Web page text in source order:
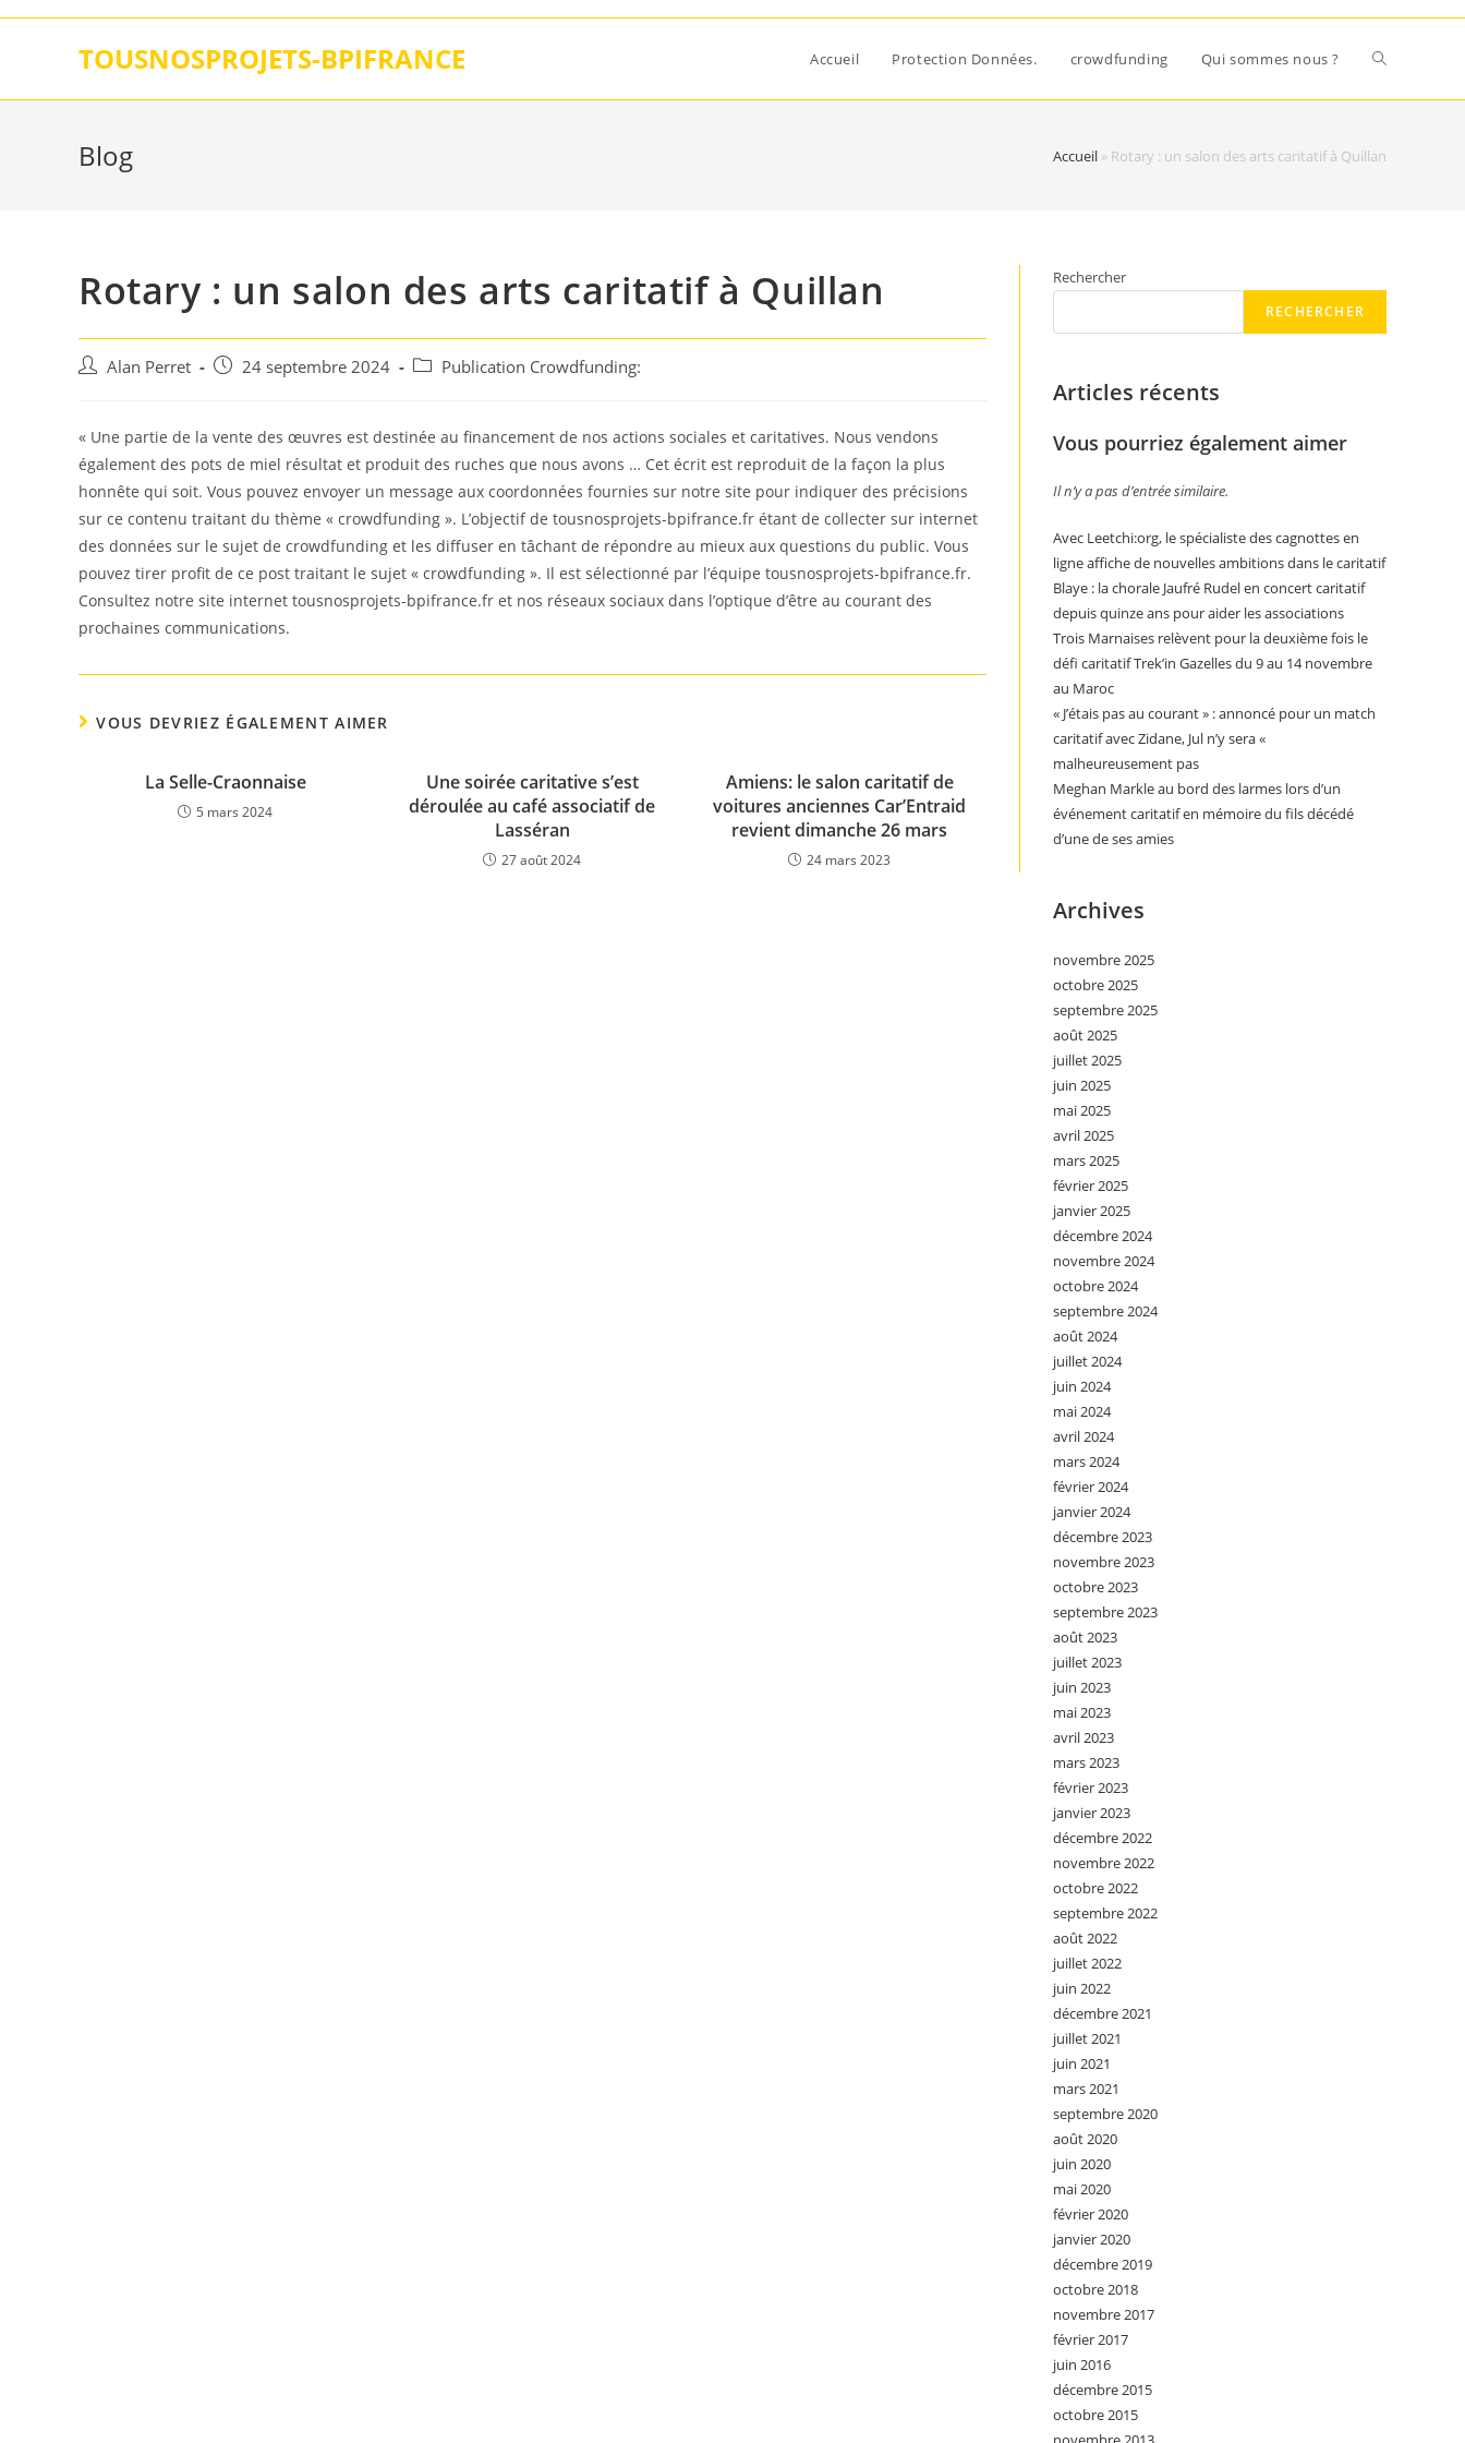
Skip
TOUSNOSPROJETS-BPIFRANCE Accueil Protection Données. crowdfunding Qui sommes nous ?
Blog Accueil » Rotary : un salon des arts caritatif à Quillan
Rotary : un salon des arts caritatif à Quillan
Auteur/autrice
publication :
Alan Perret
Post 24 septembre 2024
Post Publication Crowdfunding:
« Une partie de la vente des œuvres est destinée au financement de nos actions sociales et caritatives. Nous vendons
également des pots de miel résultat et produit des ruches que nous avons … Cet écrit est reproduit de la façon la plus
honnête qui soit. Vous pouvez envoyer un message aux coordonnées fournies sur notre site pour indiquer des précisions
sur ce contenu traitant du thème « crowdfunding ». L’objectif de tousnosprojets-bpifrance.fr étant de collecter sur internet
des données sur le sujet de crowdfunding et les diffuser en tâchant de répondre au mieux aux questions du public. Vous
pouvez tirer profit de ce post traitant le sujet « crowdfunding ». Il est sélectionné par l’équipe tousnosprojets-bpifrance.fr.
Consultez notre site internet tousnosprojets-bpifrance.fr et nos réseaux sociaux dans l’optique d’être au courant des
prochaines communications.
VOUS DEVRIEZ ÉGALEMENT AIMER
La Selle-Craonnaise
5 mars 2024
Une soirée caritative s’est
déroulée au café associatif de
Lasséran
27 août 2024
Amiens: le salon caritatif de
voitures anciennes Car’Entraid
revient dimanche 26 mars
24 mars 2023
Rechercher
RECHERCHER
Articles récents
Vous pourriez également aimer
Il n’y a pas d’entrée similaire.
Avec Leetchi:org, le spécialiste des cagnottes en
ligne affiche de nouvelles ambitions dans le caritatif
Blaye : la chorale Jaufré Rudel en concert caritatif
depuis quinze ans pour aider les associations
Trois Marnaises relèvent pour la deuxième fois le
défi caritatif Trek’in Gazelles du 9 au 14 novembre
au Maroc
« J’étais pas au courant » : annoncé pour un match
caritatif avec Zidane, Jul n’y sera «
malheureusement pas
Meghan Markle au bord des larmes lors d’un
événement caritatif en mémoire du fils décédé
d’une de ses amies
Archives
novembre 2025
octobre 2025
septembre 2025
août 2025
juillet 2025
juin 2025
mai 2025
avril 2025
mars 2025
février 2025
janvier 2025
décembre 2024
novembre 2024
octobre 2024
septembre 2024
août 2024
juillet 2024
juin 2024
mai 2024
avril 2024
mars 2024
février 2024
janvier 2024
décembre 2023
novembre 2023
octobre 2023
septembre 2023
août 2023
juillet 2023
juin 2023
mai 2023
avril 2023
mars 2023
février 2023
janvier 2023
décembre 2022
novembre 2022
octobre 2022
septembre 2022
août 2022
juillet 2022
juin 2022
décembre 2021
juillet 2021
juin 2021
mars 2021
septembre 2020
août 2020
juin 2020
mai 2020
février 2020
janvier 2020
décembre 2019
octobre 2018
novembre 2017
février 2017
juin 2016
décembre 2015
octobre 2015